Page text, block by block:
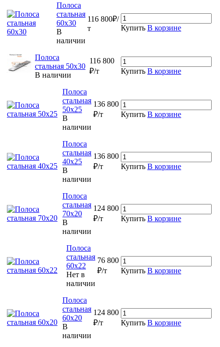
Полоса
стальная
60х30
В
наличии
116 800₽/
т
Купить В корзине
Полоса
стальная 50х30
В наличии
116 800
₽/т
Купить В корзине
Полоса
стальная
50х25
В
наличии
136 800
₽/т
Купить В корзине
Полоса
стальная
40х25
В
наличии
136 800
₽/т
Купить В корзине
Полоса
стальная
70х20
В
наличии
124 800
₽/т
Купить В корзине
Полоса
стальная
60х22
Нет в
наличии
76 800
₽/т
Купить В корзине
Полоса
стальная
60х20
В
наличии
124 800
₽/т
Купить В корзине